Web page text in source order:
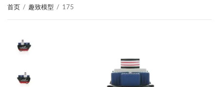
首页 / 趣致模型 / 175